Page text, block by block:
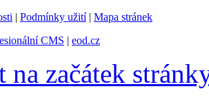
| Podmínky užití| Mapa stránek
CMS | eod.cz
na začátek